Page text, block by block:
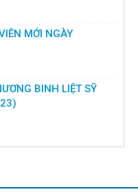
MỚI NGÀY
BINH LIỆT SỸ